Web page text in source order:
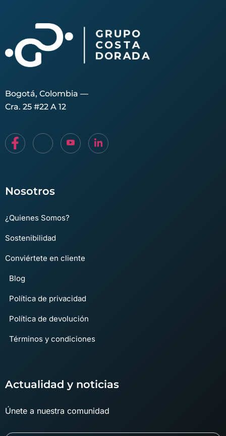
Bogotá, Colombia —
Cra. 25 #22 A 12
Nosotros
¿Quienes Somos?
Sostenibilidad
Conviértete en cliente
Blog
Política de privacidad
Política de devolución
Términos y condiciones
Actualidad y noticias
Únete a nuestra comunidad